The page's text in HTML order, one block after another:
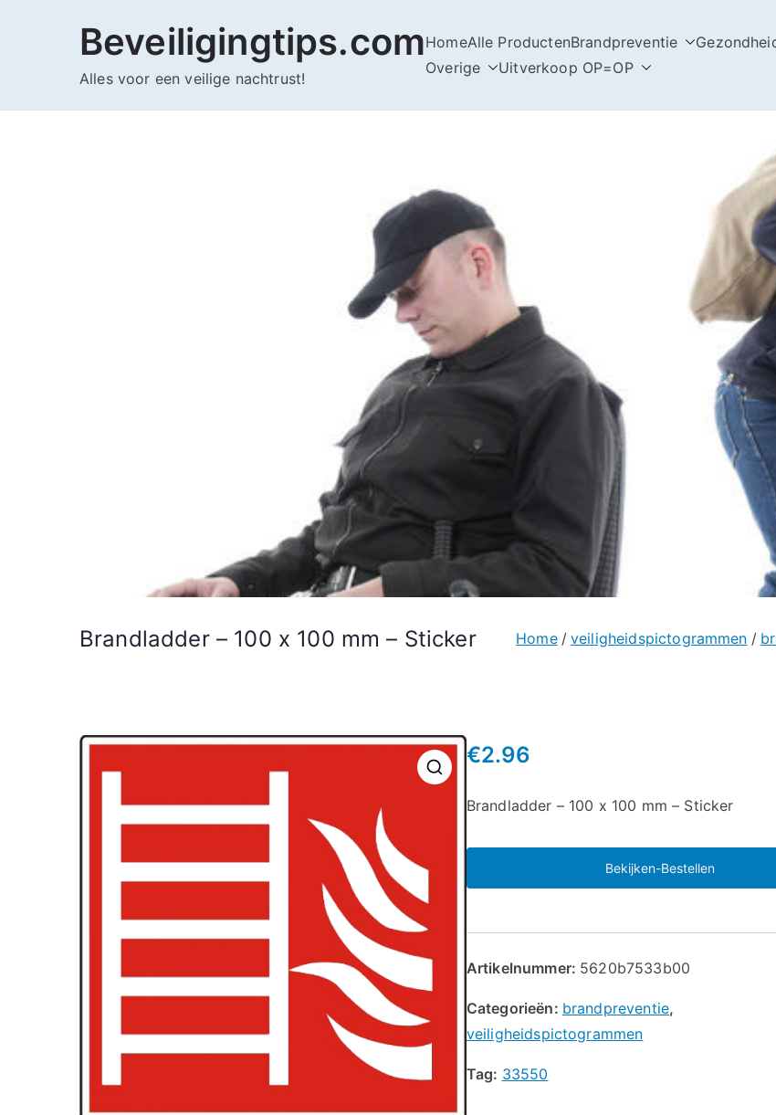
Beveiligingtips.com
Alles voor een veilige nachtrust!
HomeAlle ProductenBrandpreventie
Overige
Uitverkoop OP=OP
Brandladder – 100 x 100 mm – Sticker Home veiligheidspictogrammen
€2.96
Brandladder – 100 x 100 mm – Sticker
Bekijken-Bestellen
Artikelnummer: 5620b7533b00
Categorieën: brandpreventie,
veiligheidspictogrammen
Tag: 33550